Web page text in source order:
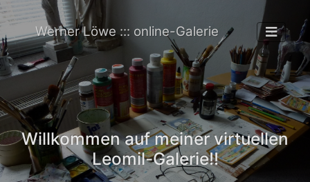
Werner Löwe ::: online-Galerie
Willkommen auf meiner virtuellen
Leomil-Galerie!!